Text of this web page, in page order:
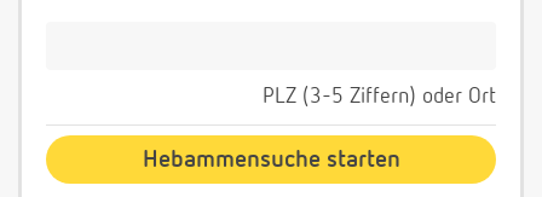
PLZ (3-5 Ziffern) oder Ort